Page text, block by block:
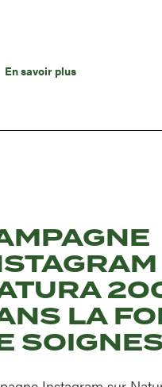
En savoir plus
LA